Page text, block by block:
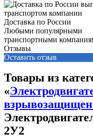
Доставка по России
Любыми популярными
транспортными
Отзывы
Оставить отзыв
Товары из
«
2У2